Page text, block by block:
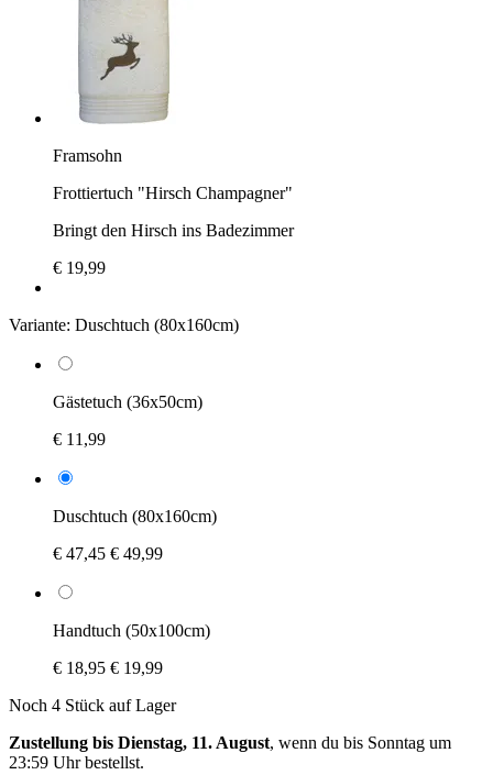
Framsohn
Frottiertuch "Hirsch Champagner"
Bringt den Hirsch ins Badezimmer
€ 19,99
Variante: Duschtuch (80x160cm)
Gästetuch (36x50cm)
€ 11,99
Duschtuch (80x160cm)
€ 47,45 € 49,99
Handtuch (50x100cm)
€ 18,95 € 19,99
Noch 4 Stück auf Lager
Zustellung bis Dienstag, 11. August, wenn du bis Sonntag um
23:59 Uhrbestellst.